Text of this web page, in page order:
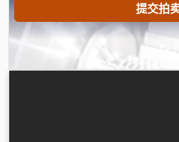
提交拍